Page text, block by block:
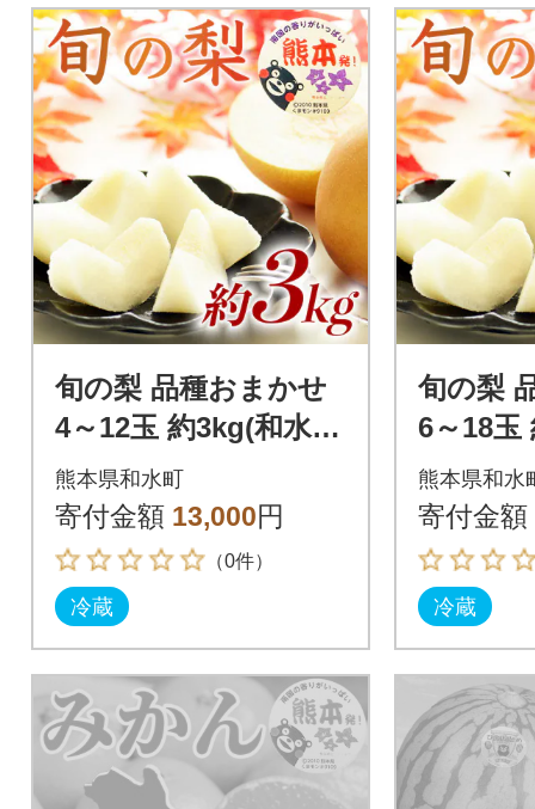
旬の梨 品種おまかせ
4～12玉 約3kg(和水
町)
熊本県和水町
寄付金額 13,000円
（0件）
冷蔵
旬の梨
6～18玉
町)
熊本県和水
寄付金額
冷蔵